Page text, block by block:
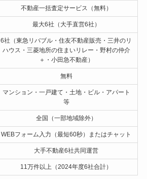
不動産一括査定サービス（無料）
最大6社（大手直営6社）
6社（東急リバブル・住友不動産販売・三井のリ
ハウス・三菱地所の住まいリレー・野村の仲介
＋・小田急不動産）
無料
マンション・一戸建て・土地・ビル・アパート
等
全国（一部地域除外）
WEBフォーム入力（最短60秒）またはチャット
大手不動産6社共同運営
11万件以上（2024年度6社合計）